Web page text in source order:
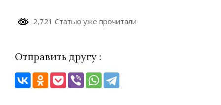
2,721 Статью уже прочитали
Отправить другу :